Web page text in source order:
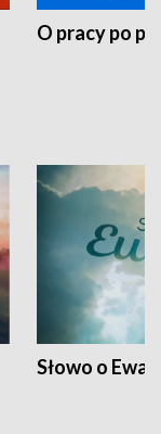
O pracy po
Słowo o